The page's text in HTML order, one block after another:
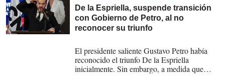
De la Espriella, suspende transición
con Gobierno de Petro, al no
reconocer su triunfo
El presidente saliente Gustavo Petro había
reconocido el triunfo De la Espriella
inicialmente. Sin embargo, a medida que